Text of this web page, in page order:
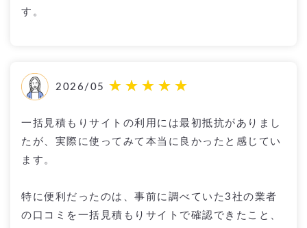
す。
2026/05
一括見積もりサイトの利用には最初抵抗がありまし
たが、実際に使ってみて本当に良かったと感じてい
ます。
特に便利だったのは、事前に調べていた3社の業者
の口コミを一括見積もりサイトで確認できたこと、